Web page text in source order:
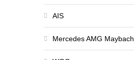
AIS
Mercedes AMG Maybach